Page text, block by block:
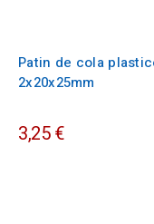
Patin de cola
2x20x25mm
3,25 €